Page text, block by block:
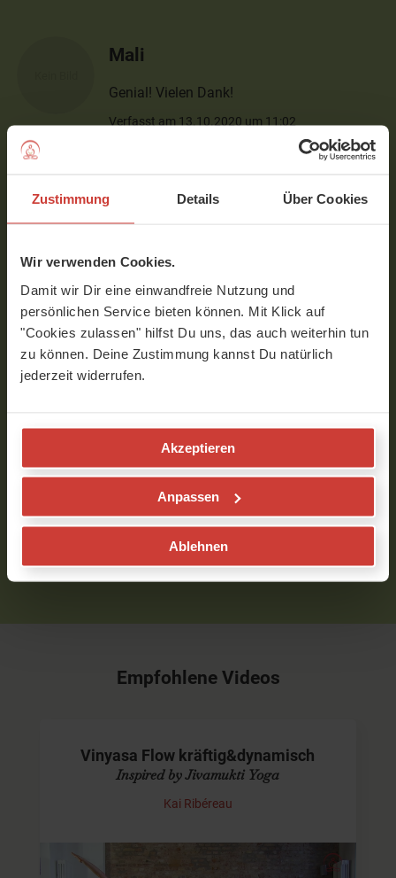
Zustimmung Details Über Cookies
Wir verwenden Cookies.
Damit wir Dir eine einwandfreie Nutzung und
persönlichen Service bieten können. Mit Klick auf
"Cookies zulassen" hilfst Du uns, das auch weiterhin tun
zu können. Deine Zustimmung kannst Du natürlich
jederzeit widerrufen.
Akzeptieren
Anpassen
Ablehnen
Mali
Genial! Vielen Dank!
Verfasst am 13.10.2020 um 11:02
Großartig! Präzise, liebevolle Erklärungen
Catharina
Sehr gelungene Stunde. Vielen Dank für die
Um Kommentare schreiben zu können, musst Du
BitteloggeDich zuerst ein bzw.registriereDich.
Empfohlene Videos
Vinyasa Flow kräftig&dynamisch
Inspired by Jivamukti Yoga
Kai Ribéreau